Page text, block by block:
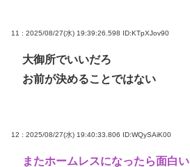
11 : 2025/08/27(水) 19:39:26.598 ID:KTpXJov90
大御所でいいだろ
お前が決めることではない
12 : 2025/08/27(水) 19:40:33.806 ID:WQySAiK00
またホームレスになったら面白い